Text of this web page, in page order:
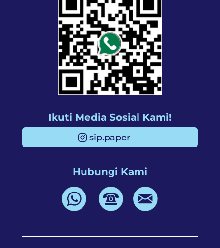
Ikuti Media Sosial Kami!
sip.paper
Hubungi Kami